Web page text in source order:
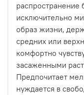
распространение
исключительно
образ жизни,
средних или
комфортно
засаженными
Предпочитает
нуждается в